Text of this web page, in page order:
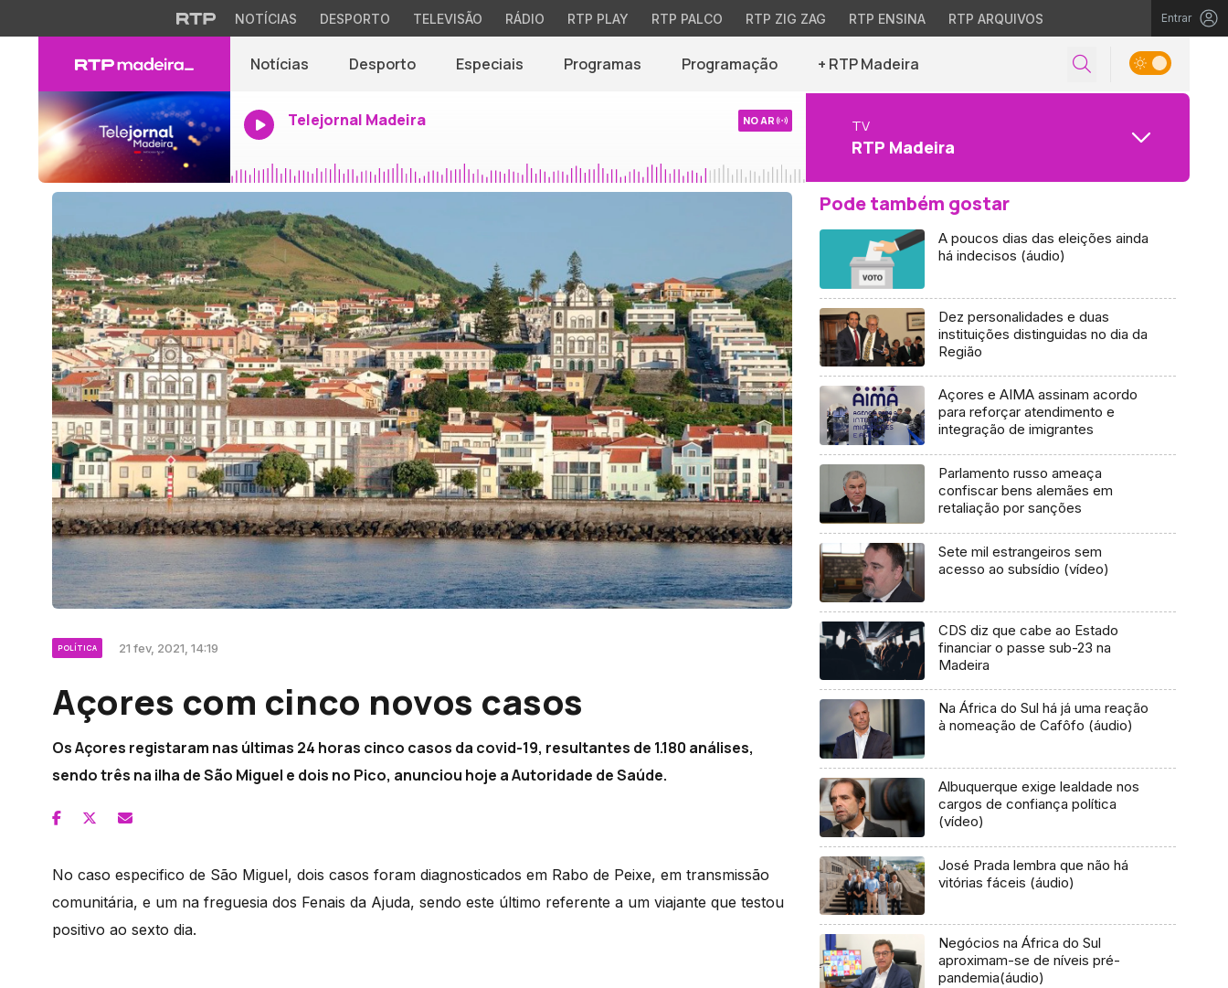
NOTÍCIAS DESPORTO TELEVISÃO RÁDIO RTP PLAY RTP PALCO RTP ZIG ZAG RTP ENSINA RTP ARQUIVOS Entrar
Notícias Desporto Especiais Programas Programação + RTP Madeira
Telejornal Madeira NO AR TV
RTP Madeira
POLÍTICA 21 fev, 2021, 14:19
Açores com cinco novos casos
Os Açores registaram nas últimas 24 horas cinco casos da covid-19, resultantes de 1.180 análises,
sendo três na ilha de São Miguel e dois no Pico, anunciou hoje a Autoridade de Saúde.
No caso especifico de São Miguel, dois casos foram diagnosticados em Rabo de Peixe, em transmissão
comunitária, e um na freguesia dos Fenais da Ajuda, sendo este último referente a um viajante que testou
positivo ao sexto dia.
Pode também gostar
A poucos dias das eleições ainda
há indecisos (áudio)
Dez personalidades e duas
instituições distinguidas no dia da
Região
Açores e AIMA assinam acordo
para reforçar atendimento e
integração de imigrantes
Parlamento russo ameaça
confiscar bens alemães em
retaliação por sanções
Sete mil estrangeiros sem
acesso ao subsídio (vídeo)
CDS diz que cabe ao Estado
financiar o passe sub-23 na
Madeira
Na África do Sul há já uma reação
à nomeação de Cafôfo (áudio)
Albuquerque exige lealdade nos
cargos de confiança política
(vídeo)
José Prada lembra que não há
vitórias fáceis (áudio)
Negócios na África do Sul
aproximam-se de níveis pré-
pandemia(áudio)